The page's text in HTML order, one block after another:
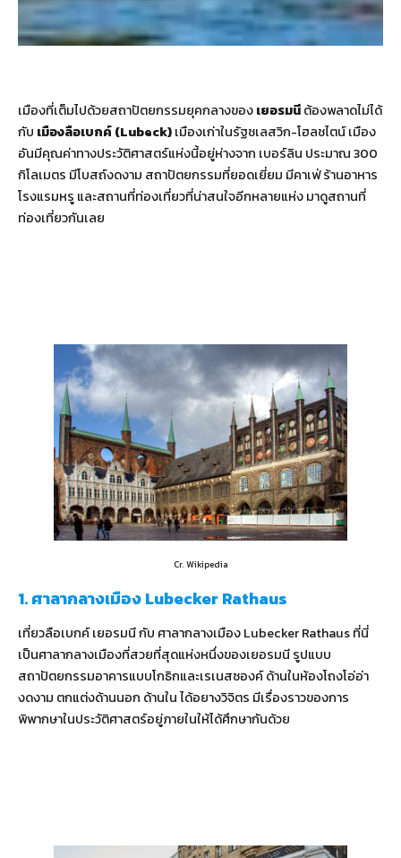
เมืองที่เต็มไปด้วยสถาปัตยกรรมยุคกลางของเยอรมนีต้องพลาดไม่ได้
กับ เมืองลือเบกค์ (Lubeck)เมืองเก่าในรัฐชเลสวิก-โฮลชไตน์ เมือง
อันมีคุณค่าทางประวัติศาสตร์แห่งนี้อยู่ห่างจาก เบอร์ลิน ประมาณ 300
กิโลเมตร มีโบสถ์งดงาม สถาปัตยกรรมที่ยอดเยี่ยม มีคาเฟ่ ร้านอาหาร
โรงแรมหรู และสถานที่ท่องเที่ยวที่น่าสนใจอีกหลายแห่ง มาดูสถานที่
ท่องเที่ยวกันเลย
Cr. Wikipedia
1. ศาลากลางเมือง Lubecker Rathaus
เที่ยวลือเบกค์ เยอรมนี กับ ศาลากลางเมือง Lubecker Rathaus ที่นี่
เป็นศาลากลางเมืองที่สวยที่สุดแห่งหนึ่งของเยอรมนี รูปแบบ
สถาปัตยกรรมอาคารแบบโกธิกและเรเนสซองค์ ด้านในห้องโถงโอ่อ่า
งดงาม ตกแต่งด้านนอก ด้านใน ได้อยางวิจิตร มีเรื่องราวของการ
พิพากษาในประวัติศาสตร์อยู่ภายในให้ได้ศึกษากันด้วย